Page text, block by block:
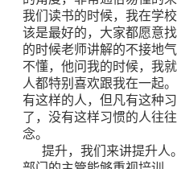
我们读书的时候，我在学
该是最好的，大家都愿意
的时候老师讲解的不接地
不懂，他问我的时候，我
人都特别喜欢跟我在一起
有这样的人，但凡有这种
了，没有这样习惯的人往
念。
提升，我们来讲提升人